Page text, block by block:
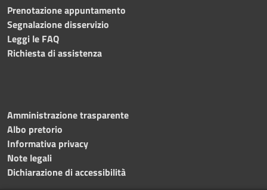
Prenotazione appuntamento
Segnalazione disservizio
Leggi le FAQ
Richiesta di assistenza
Amministrazione trasparente
Albo pretorio
Informativa privacy
Note legali
Dichiarazione di accessibilità